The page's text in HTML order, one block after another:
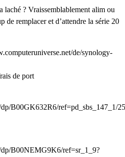
laché ? Vraissemblablement alim ou
de remplacer et d’attendre la série 20
de/synology-
de port
B00GK632R6/ref=pd_sbs_147_1/
B00NEMG9K6/ref=sr_1_9?